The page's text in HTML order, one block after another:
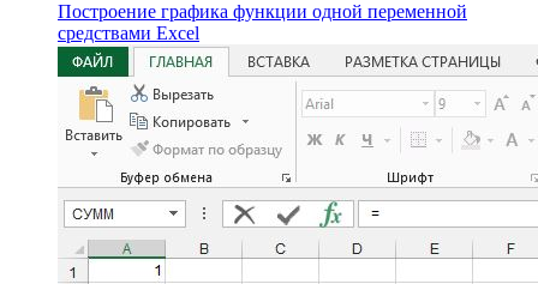
Построение графика функции одной переменной
средствами Excel